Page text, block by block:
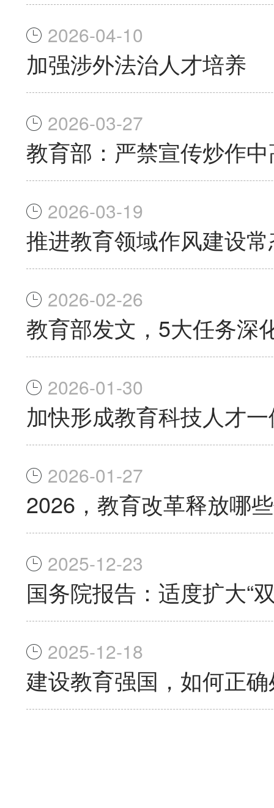
2026-04-10
加强涉外法治人才培养
2026-03-27
教育部：严禁宣传炒作
2026-03-19
推进教育领域作风建设
2026-02-26
教育部发文，5大任务深
2026-01-30
加快形成教育科技人才
2026-01-27
2026，教育改革释放哪
2025-12-23
国务院报告：适度扩大“
2025-12-18
建设教育强国，如何正